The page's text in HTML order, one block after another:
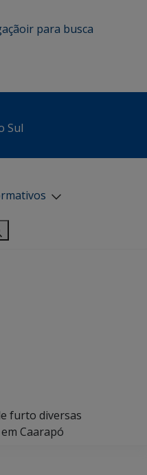
ir para busca
Sul
furto diversas
Caarapó